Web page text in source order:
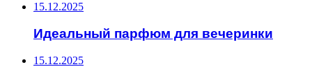
15.12.2025
Идеальный парфюм для вечеринки
15.12.2025